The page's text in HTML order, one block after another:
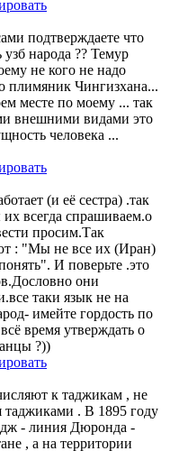
подтверждаете что
народа ?? Темур
не кого не надо
плимяник Чингизхана...
месте по моему ... так
внешними видами это
человека ...
(и её сестра) .так
их всегда спрашиваем.о
просим.Так
: "Мы не все их (Иран)
И поверьте .это
они
таки язык не на
имейте гордость по
время утверждать о
?))
к таджикам , не
таджиками . В 1895 году
- линия Дюронда -
, а на территории